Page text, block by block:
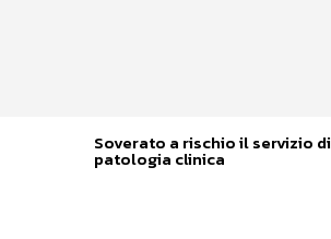
Soverato a rischio il servizio di
patologia clinica